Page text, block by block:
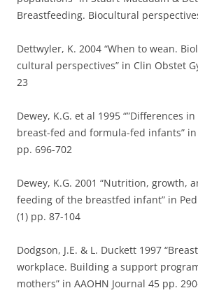
Breastfeeding. Biocultural
Dettwyler, K. 2004 “When to wean.
cultural perspectives” in Clin Obstet
23
Dewey, K.G. et al 1995 “”Differences
breast-fed and formula-fed infants” in
pp. 696-702
Dewey, K.G. 2001 “Nutrition, growth,
feeding of the breastfed infant” in
(1) pp. 87-104
Dodgson, J.E. & L. Duckett 1997
workplace. Building a support
mothers” in AAOHN Journal 45 pp.